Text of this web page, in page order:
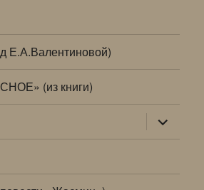
Е.А.Валентиновой)
(из книги)
раскрыть
дочернее
меню